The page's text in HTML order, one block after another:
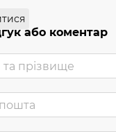
або коментар